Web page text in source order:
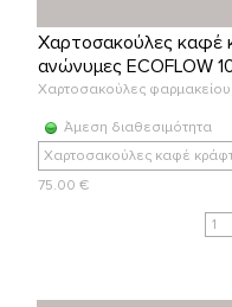
Χαρτοσακούλες καφέ
ανώνυμες ECOFLOW
Χαρτοσακούλες φαρμακείου
Άμεση διαθεσιμότητα
75.00 €